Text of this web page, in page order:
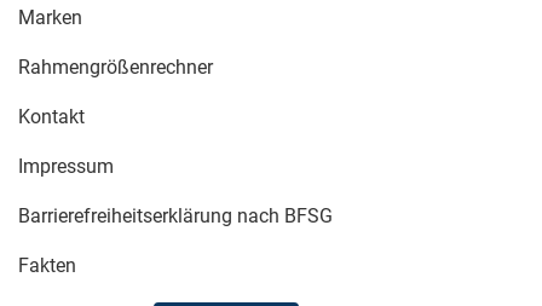
Marken
Rahmengrößenrechner
Kontakt
Impressum
Barrierefreiheitserklärung nach BFSG
Fakten